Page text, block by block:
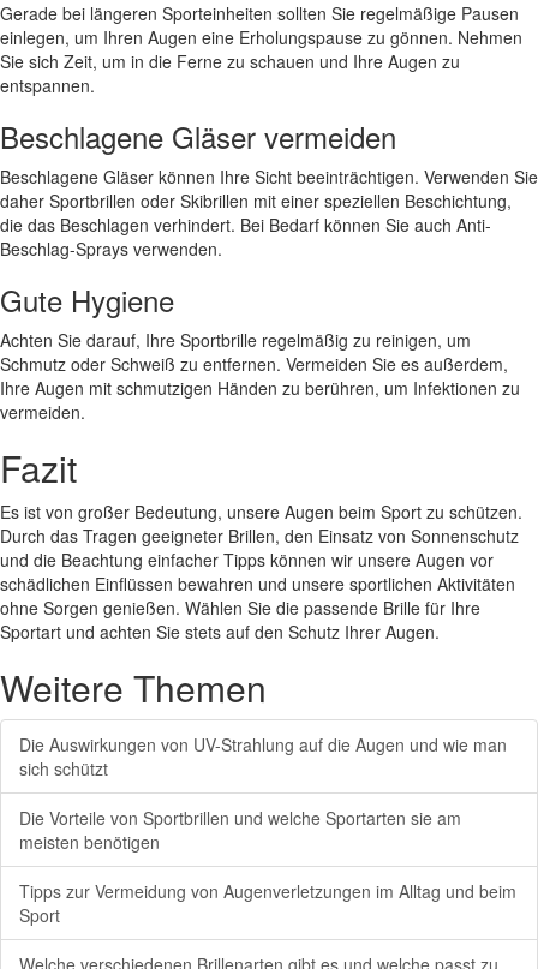
Gerade bei längeren Sporteinheiten sollten Sie regelmäßige Pausen
einlegen, um Ihren Augen eine Erholungspause zu gönnen. Nehmen
Sie sich Zeit, um in die Ferne zu schauen und Ihre Augen zu
entspannen.
Beschlagene Gläser vermeiden
Beschlagene Gläser können Ihre Sicht beeinträchtigen. Verwenden Sie
daher Sportbrillen oder Skibrillen mit einer speziellen Beschichtung,
die das Beschlagen verhindert. Bei Bedarf können Sie auch Anti-
Beschlag-Sprays verwenden.
Gute Hygiene
Achten Sie darauf, Ihre Sportbrille regelmäßig zu reinigen, um
Schmutz oder Schweiß zu entfernen. Vermeiden Sie es außerdem,
Ihre Augen mit schmutzigen Händen zu berühren, um Infektionen zu
vermeiden.
Fazit
Es ist von großer Bedeutung, unsere Augen beim Sport zu schützen.
Durch das Tragen geeigneter Brillen, den Einsatz von Sonnenschutz
und die Beachtung einfacher Tipps können wir unsere Augen vor
schädlichen Einflüssen bewahren und unsere sportlichen Aktivitäten
ohne Sorgen genießen. Wählen Sie die passende Brille für Ihre
Sportart und achten Sie stets auf den Schutz Ihrer Augen.
Weitere Themen
Die Auswirkungen von UV-Strahlung auf die Augen und wie man
sich schützt
Die Vorteile von Sportbrillen und welche Sportarten sie am
meisten benötigen
Tipps zur Vermeidung von Augenverletzungen im Alltag und beim
Sport